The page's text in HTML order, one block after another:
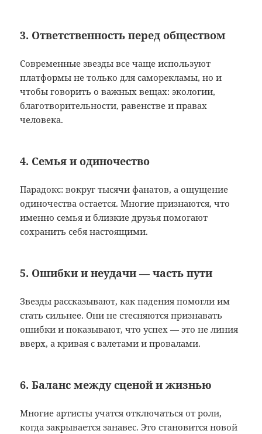
3. Ответственность перед обществом
Современные звезды все чаще используют
платформы не только для саморекламы, но и
чтобы говорить о важных вещах: экологии,
благотворительности, равенстве и правах
человека.
4. Семья и одиночество
Парадокс: вокруг тысячи фанатов, а ощущение
одиночества остается. Многие признаются, что
именно семья и близкие друзья помогают
сохранить себя настоящими.
5. Ошибки и неудачи — часть пути
Звезды рассказывают, как падения помогли им
стать сильнее. Они не стесняются признавать
ошибки и показывают, что успех — это не линия
вверх, а кривая с взлетами и провалами.
6. Баланс между сценой и жизнью
Многие артисты учатся отключаться от роли,
когда закрывается занавес. Это становится новой